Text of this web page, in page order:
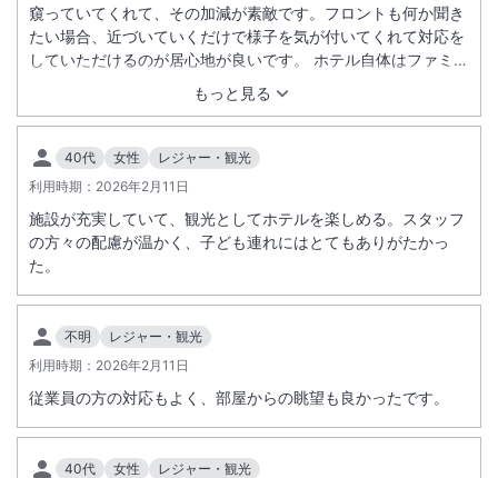
もっと見る
窺っていてくれて、その加減が素敵です。フロントも何か聞き
たい場合、近づいていくだけで様子を気が付いてくれて対応を
していただけるのが居心地が良いです。 ホテル自体はファミリ
ー利用の家族が多く、賑やかなのですが、JTBラウンジ内だけ
は別格に静かで質が高く、とても落ち着いて寛げます。 朝食も
いろいろ選べて、私はフォーシーズンを気に入っていますが、
雰囲気もいいし６時半から食べられるのもありがたいです。味
もとてもおいしく、目の前で調理してくださるのもとても美味
しく感じられ、毎日４日間連続でいただきましたが、全く飽き
ませんでした。 何より、連泊をするとクラブサビーのサービス
が受けられ、昼食やアクティビティのサービスが本当にいいで
す。子供が小さいときは毎年行っていましたが、少し途切れて
いました。今度は夫婦でゆっくり行くのもいいかなと改めて思
40代 女性
レジャー・観光
利用時期： 2026年2月11日
施設が充実していて、観光としてホテルを楽しめる。スタッフ
の方々の配慮が温かく、子ども連れにはとてもありがたかっ
た。
不明
レジャー・観光
利用時期： 2026年2月11日
従業員の方の対応もよく、部屋からの眺望も良かったです。
40代 女性
レジャー・観光